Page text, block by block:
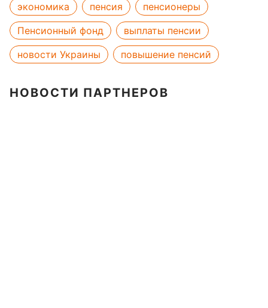
экономика пенсия
пенсионеры
Пенсионный фонд
выплаты пенсии
новости Украины
повышение пенсий
НОВОСТИ ПАРТНЕРОВ